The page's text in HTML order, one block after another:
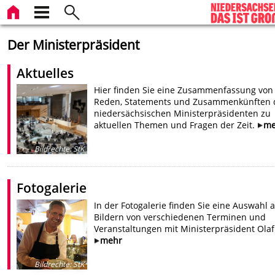
Der Ministerpräsident
Aktuelles
Bildrechte:StK
Hier finden Sie eine Zusammenfassung von
Reden, Statements und Zusammenkünften
niedersächsischen Ministerpräsidenten zu
aktuellen Themen und Fragen der Zeit.
Fotogalerie
Bildrechte:StK
In der Fotogalerie finden Sie eine Auswahl
Bildern von verschiedenen Terminen und
Veranstaltungen mit Ministerpräsident Olaf
mehr